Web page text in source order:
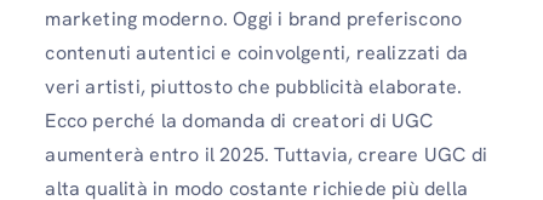
marketing moderno. Oggi i brand preferiscono
contenuti autentici e coinvolgenti, realizzati da
veri artisti, piuttosto che pubblicità elaborate.
Ecco perché la domanda di creatori di UGC
aumenterà entro il 2025. Tuttavia, creare UGC di
alta qualità in modo costante richiede più della